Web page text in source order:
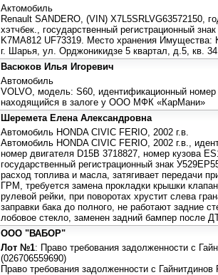
Актомобиль
Renault SANDERO, (VIN) X7L5SRLVG63572150,
хэтчбек., государственный регистрационный
K7MA812 UF73319. Место хранения Имущества:
г. Шарья, ул. Орджоникидзе 5 квартал, д.5, кв. 34.
Васюков Илья Игоревич
Автомобиль
VOLVO, модель: S60, идентификационный
находящийся в залоге у ООО МФК «КарМани»
Шеремета Елена Александровна
Автомобиль HONDA CIVIC FERIO, 2002 г.в.
Автомобиль HONDA CIVIC FERIO, 2002 г.в.,
номер двигателя D15B 3718827, номер кузова
государственный регистрационный знак
расход топлива и масла, затягивает передачи
ГРМ, требуется замена прокладки крышки
рулевой рейки, при поворотах хрустит слева
заправки бака до полного, не работают задние
лобовое стекло, заменен задний бампер после
ООО "ВАБОР"
Лот №1: Право требования задолженности с
(026706559690)
Право требования задолженности с